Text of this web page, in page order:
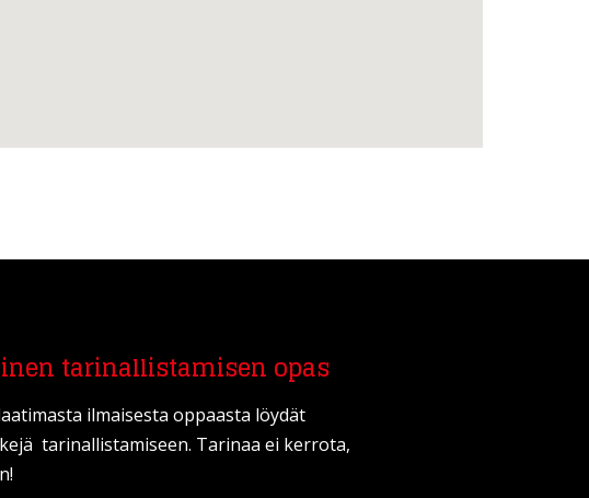
tarinallistamisen opas
ilmaisesta oppaasta löydät
tarinallistamiseen. Tarinaa ei kerrota,